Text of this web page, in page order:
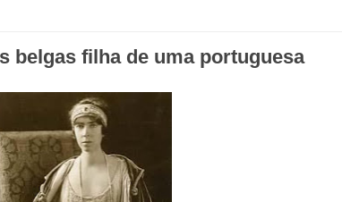
belgas filha de uma portuguesa